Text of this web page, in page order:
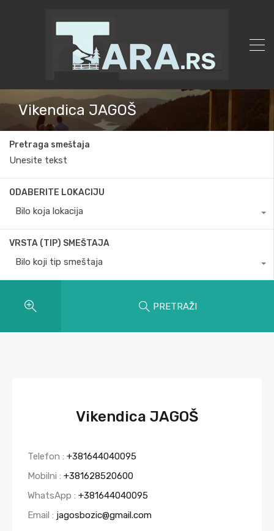
Vikendica JAGOŠ
Pretraga smeštaja
ODABERITE LOKACIJU
Bilo koja lokacija
VRSTA (TIP) SMEŠTAJA
Bilo koji tip smeštaja
PRETRAŽI
Vikendica JAGOŠ
Telefon : +381644040095
Mobilni : +381628520600
WhatsApp : +381644040095
Email : jagosbozic@gmail.com